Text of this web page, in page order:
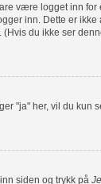
være logget inn for
inn. Dette er
du ikke ser
"ja" her, vil du kun
siden og trykk på